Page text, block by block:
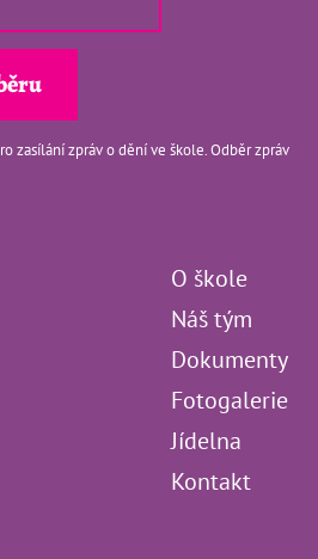
zasílání zpráv o dění ve škole. Odběr zpráv
O škole
Náš tým
Dokumenty
Fotogalerie
Jídelna
Kontakt